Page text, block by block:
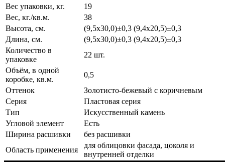
Вес упаковки, кг.
19
Вес, кг./кв.м.
38
Высота, см.
(9,5х30,0)±0,3 (9,4х20,5)±0,3
Длина, см.
(9,5х30,0)±0,3 (9,4х20,5)±0,3
Количество в
упаковке
22 шт.
Объём, в одной
коробке, кв.м.
0,5
Оттенок
Золотисто-бежевый с коричневым
Серия
Пластовая серия
Тип
Искусственный камень
Угловой элемент
Есть
Ширина расшивки
без расшивки
Область применения
для облицовки фасада, цоколя и
внутренней отделки